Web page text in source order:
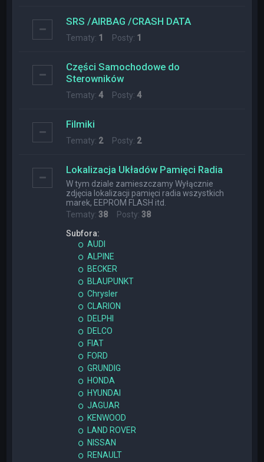
SRS /AIRBAG /CRASH DATA
Tematy: 1 Posty: 1
Części Samochodowe do
Sterowników
Tematy:4Posty:4
Filmiki
Tematy: 2Posty: 2
Lokalizacja Układów Pamięci Radia
W tym dziale zamieszczamy Wyłącznie
zdjęcia lokalizacji pamięci radia wszystkich
marek, EEPROM FLASH itd.
Tematy:38 Posty:38
Subfora:
AUDI
ALPINE
BECKER
BLAUPUNKT
Chrysler
CLARION
DELPHI
DELCO
FIAT
FORD
GRUNDIG
HONDA
HYUNDAI
JAGUAR
KENWOOD
LAND ROVER
NISSAN
RENAULT